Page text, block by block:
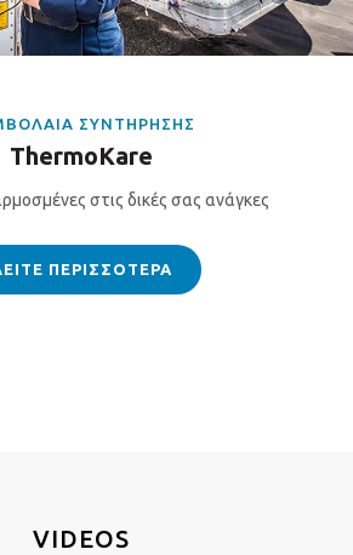
ΣΥΝΤΗΡΗΣΗΣ
ThermoKare
στις δικές σας ανάγκες
ΠΕΡΙΣΣΟΤΕΡΑ
VIDEOS